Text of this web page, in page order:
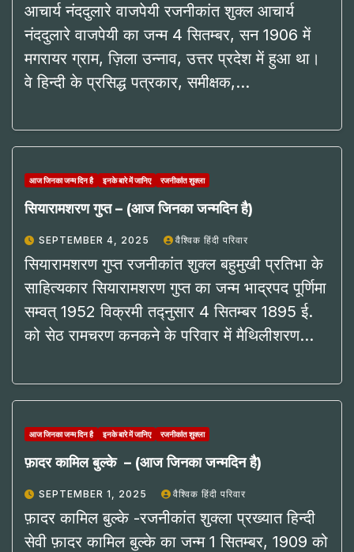
आचार्य नंददुलारे वाजपेयी रजनीकांत शुक्ल आचार्य
नंददुलारे वाजपेयी का जन्म 4 सितम्बर, सन 1906 में
मगरायर ग्राम, ज़िला उन्नाव, उत्तर प्रदेश में हुआ था।
वे हिन्दी के प्रसिद्ध पत्रकार, समीक्षक,…
आज जिनका जन्म दिन है इनके बारे में जानिए रजनीकांत शुक्ला
सियारामशरण गुप्त – (आज जिनका जन्मदिन है)
SEPTEMBER 4, 2025 वैश्विक हिंदी परिवार
सियारामशरण गुप्त रजनीकांत शुक्ल बहुमुखी प्रतिभा के
साहित्यकार सियारामशरण गुप्त का जन्म भाद्रपद पूर्णिमा
सम्वत् 1952 विक्रमी तद्नुसार 4 सितम्बर 1895 ई.
को सेठ रामचरण कनकने के परिवार में मैथिलीशरण…
आज जिनका जन्म दिन है इनके बारे में जानिए रजनीकांत शुक्ला
फ़ादर कामिल बुल्के – (आज जिनका जन्मदिन है)
SEPTEMBER 1, 2025 वैश्विक हिंदी परिवार
फ़ादर कामिल बुल्के -रजनीकांत शुक्ला प्रख्यात हिन्दी
सेवी फ़ादर कामिल बुल्के का जन्म 1 सितम्बर, 1909 को